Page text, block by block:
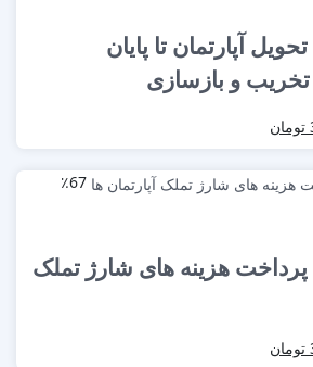
آپارتمان تا پایان
و بازسازی
تومان
٪67
پرداخت هزینه های شارژ تملک
تومان